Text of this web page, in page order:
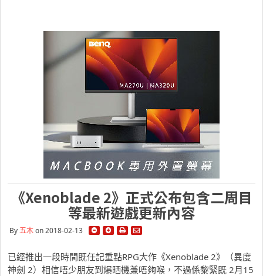
《Xenoblade 2》正式公布包含二周目
等最新遊戲更新內容
By五木on 2018-02-13
已經推出一段時間既任記重點RPG大作《Xenoblade 2》（異度
神劍 2）相信唔少朋友到爆晒機兼唔夠喉，不過係黎緊既 2月15